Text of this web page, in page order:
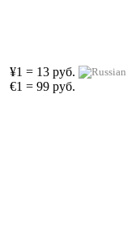
¥1 = 13 руб.
€1 = 99 руб.